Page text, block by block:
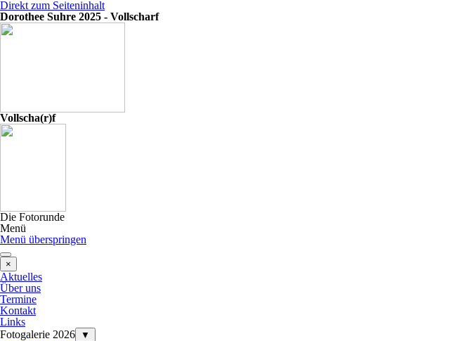
Direkt zum Seiteninhalt
Dorothee Suhre 2025 - Vollscharf
Vollscha(r)f
Die Fotorunde
Menü
Menü überspringen
×
Aktuelles
Über uns
Termine
Kontakt
Links
Fotogalerie 2026
▼